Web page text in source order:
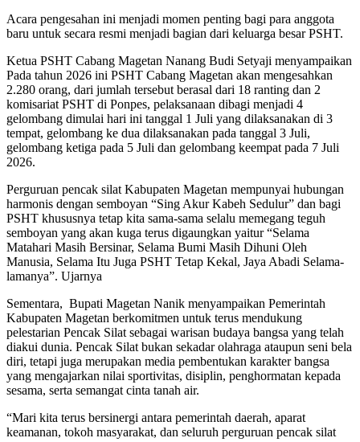
Acara pengesahan ini menjadi momen penting bagi para anggota
baru untuk secara resmi menjadi bagian dari keluarga besar PSHT.
Ketua PSHT Cabang Magetan Nanang Budi Setyaji menyampaikan
Pada tahun 2026 ini PSHT Cabang Magetan akan mengesahkan
2.280 orang, dari jumlah tersebut berasal dari 18 ranting dan 2
komisariat PSHT di Ponpes, pelaksanaan dibagi menjadi 4
gelombang dimulai hari ini tanggal 1 Juli yang dilaksanakan di 3
tempat, gelombang ke dua dilaksanakan pada tanggal 3 Juli,
gelombang ketiga pada 5 Juli dan gelombang keempat pada 7 Juli
2026.
Perguruan pencak silat Kabupaten Magetan mempunyai hubungan
harmonis dengan semboyan “Sing Akur Kabeh Sedulur” dan bagi
PSHT khususnya tetap kita sama-sama selalu memegang teguh
semboyan yang akan kuga terus digaungkan yaitur “Selama
Matahari Masih Bersinar, Selama Bumi Masih Dihuni Oleh
Manusia, Selama Itu Juga PSHT Tetap Kekal, Jaya Abadi Selama-
lamanya”. Ujarnya
Sementara, Bupati Magetan Nanik menyampaikan Pemerintah
Kabupaten Magetan berkomitmen untuk terus mendukung
pelestarian Pencak Silat sebagai warisan budaya bangsa yang telah
diakui dunia. Pencak Silat bukan sekadar olahraga ataupun seni bela
diri, tetapi juga merupakan media pembentukan karakter bangsa
yang mengajarkan nilai sportivitas, disiplin, penghormatan kepada
sesama, serta semangat cinta tanah air.
“Mari kita terus bersinergi antara pemerintah daerah, aparat
keamanan, tokoh masyarakat, dan seluruh perguruan pencak silat